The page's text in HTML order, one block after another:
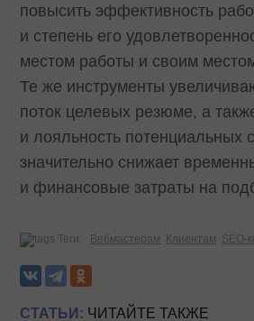
повысить эффективность
и степень его
местом работы и своим
Те же инструменты
поток целевых резюме, а
и лояльность потенциальных
значительно снижает
и финансовые затраты на
Теги: Вебмастерам Клиентам SEO-
СТАТЬИ: ЧИТАЙТЕ ТАКЖЕ